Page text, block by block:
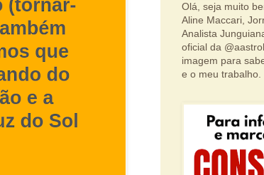
Olá, seja muito
Aline Maccari,
Analista
oficial da
imagem para
e o meu trabalho.